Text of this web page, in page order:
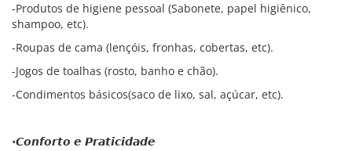
-Produtos de higiene pessoal (Sabonete, papel higiênico,
shampoo, etc).
-Roupas de cama (lençóis, fronhas, cobertas, etc).
-Jogos de toalhas (rosto, banho e chão).
-Condimentos básicos(saco de lixo, sal, açúcar, etc).
•𝘾𝙤𝙣𝙛𝙤𝙧𝙩𝙤 𝙚 𝙋𝙧𝙖𝙩𝙞𝙘𝙞𝙙𝙖𝙙𝙚